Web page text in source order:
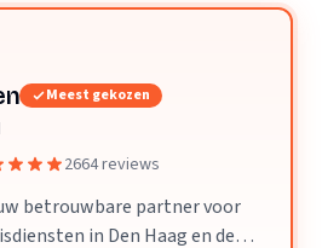
Meest gekozen
2664 reviews
betrouwbare partner voor
in Den Haag en de